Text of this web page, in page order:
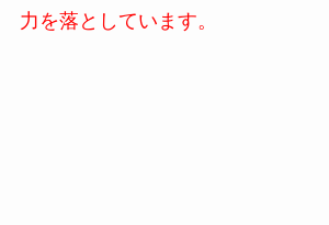
力を落としています。